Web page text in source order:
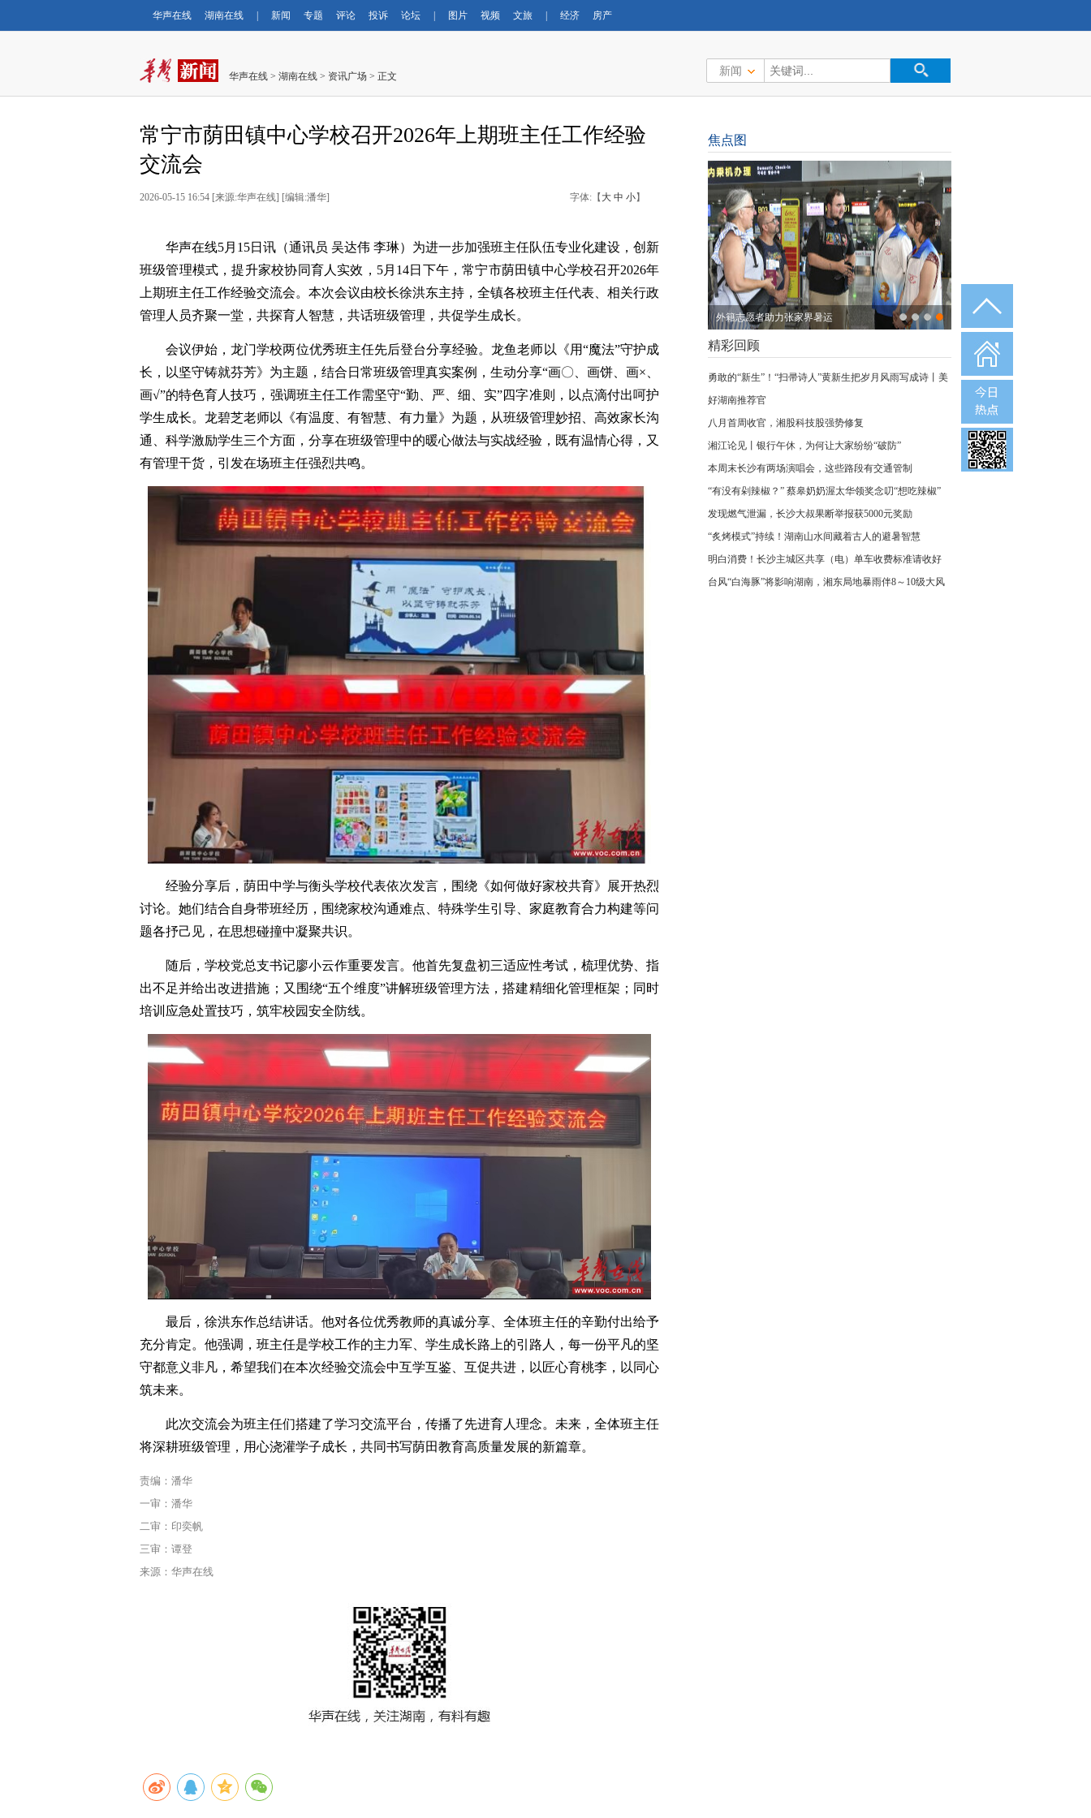
华声在线 湖南在线 新闻 专题 评论 投诉 论坛 图片 视频 文旅 经济 房产
华声在线 > 湖南在线 > 资讯广场 > 正文 新闻
常宁市荫田镇中心学校召开2026年上期班主任工作经验
交流会
2026-05-15 16:54 [来源:华声在线] [编辑:潘华] 字体:【 大 中 小】
华声在线5月15日讯（通讯员 吴达伟 李琳）为进一步加强班主任队伍专业化建设，创新
班级管理模式，提升家校协同育人实效，5月14日下午，常宁市荫田镇中心学校召开2026年
上期班主任工作经验交流会。本次会议由校长徐洪东主持，全镇各校班主任代表、相关行政
管理人员齐聚一堂，共探育人智慧，共话班级管理，共促学生成长。
会议伊始，龙门学校两位优秀班主任先后登台分享经验。龙鱼老师以《用“魔法”守护成
长，以坚守铸就芬芳》为主题，结合日常班级管理真实案例，生动分享“画〇、画饼、画×、
画√”的特色育人技巧，强调班主任工作需坚守“勤、严、细、实”四字准则，以点滴付出呵护
学生成长。龙碧芝老师以《有温度、有智慧、有力量》为题，从班级管理妙招、高效家长沟
通、科学激励学生三个方面，分享在班级管理中的暖心做法与实战经验，既有温情心得，又
有管理干货，引发在场班主任强烈共鸣。
经验分享后，荫田中学与衡头学校代表依次发言，围绕《如何做好家校共育》展开热烈
讨论。她们结合自身带班经历，围绕家校沟通难点、特殊学生引导、家庭教育合力构建等问
题各抒己见，在思想碰撞中凝聚共识。
随后，学校党总支书记廖小云作重要发言。他首先复盘初三适应性考试，梳理优势、指
出不足并给出改进措施；又围绕“五个维度”讲解班级管理方法，搭建精细化管理框架；同时
培训应急处置技巧，筑牢校园安全防线。
最后，徐洪东作总结讲话。他对各位优秀教师的真诚分享、全体班主任的辛勤付出给予
充分肯定。他强调，班主任是学校工作的主力军、学生成长路上的引路人，每一份平凡的坚
守都意义非凡，希望我们在本次经验交流会中互学互鉴、互促共进，以匠心育桃李，以同心
筑未来。
此次交流会为班主任们搭建了学习交流平台，传播了先进育人理念。未来，全体班主任
将深耕班级管理，用心浇灌学子成长，共同书写荫田教育高质量发展的新篇章。
责编：潘华
一审：潘华
二审：印奕帆
三审：谭登
来源：华声在线
焦点图
外籍志愿者助力张家界暑运
精彩回顾
勇敢的“新生”！“扫帚诗人”黄新生把岁月风雨写成诗丨美
好湖南推荐官
八月首周收官，湘股科技股强势修复
湘江论见丨银行午休，为何让大家纷纷“破防”
本周末长沙有两场演唱会，这些路段有交通管制
“有没有剁辣椒？” 蔡皋奶奶渥太华领奖念叨“想吃辣椒”
发现燃气泄漏，长沙大叔果断举报获5000元奖励
“炙烤模式”持续！湖南山水间藏着古人的避暑智慧
明白消费！长沙主城区共享（电）单车收费标准请收好
台风“白海豚”将影响湖南，湘东局地暴雨伴8～10级大风